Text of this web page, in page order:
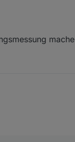
mache
mache